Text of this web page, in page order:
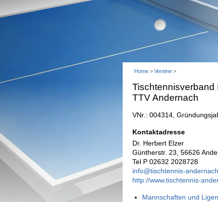
Home > Vereine >
Tischtennisverband
TTV Andernach
VNr.: 004314,
Kontaktadresse
Dr. Herbert Elzer
Güntherstr. 23, 56626
Tel P 02632 2028728
info@tischtennis-
http://www.tischtennis-
Mannschaften und